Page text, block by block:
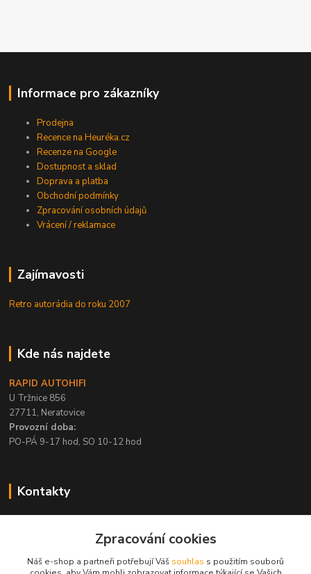
Informace pro zákazníky
Prodejna
Recence na Heuréka.cz
Recenze na Google
Dostupnost a sklad
Doprava a platba
Obchodní podmínky
Zpracování osobních údajů
Vrácení / reklamace
Zajímavosti
Retro autorádia do roku 2007
Kde nás najdete
RAPID AUTOHIFI
U Tržnice 856
27711, Neratovice
Provozní doba:
PO-PÁ 9-17 hod, SO 10-12 hod
Kontakty
PO-PÁ / 9-17 hod, SO 10-12 hod
info@rapid-autohifi.com
Zpracování cookies
Náš e-shop a partneři potřebují Váš souhlas s použitím souborů